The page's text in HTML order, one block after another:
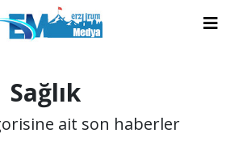
Sağlık
ait son haberler